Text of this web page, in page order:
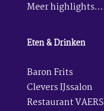
Meer highlights…
Eten & Drinken
Baron Frits
Clevers IJssalon
Restaurant VAERS